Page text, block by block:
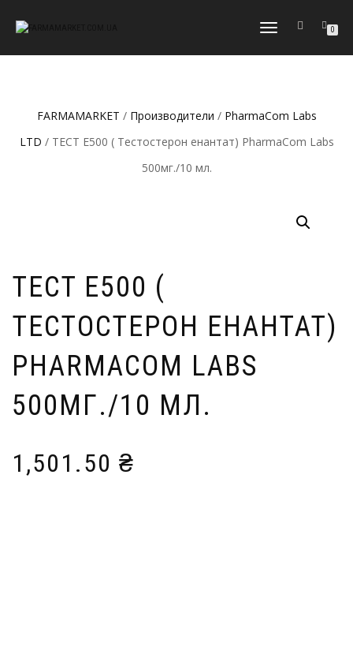
ПЕРЕКЛЮЧИТЬ
0
FARMAMARKET / Производители / PharmaCom Labs
LTD / TECT E500 ( Тестостерон енантат) PharmaCom Labs
500мг./10 мл.
TECT E500 (
ТЕСТОСТЕРОН ЕНАНТАТ)
PHARMACOM LABS
500МГ./10 МЛ.
1,501.50 ₴